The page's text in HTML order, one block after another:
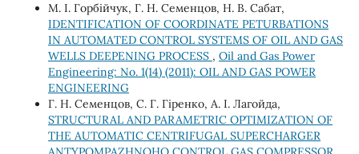
М. І. Горбійчук, Г. Н. Семенцов, Н. В. Сабат,
IDENTIFICATION OF COORDINATE PETURBATIONS
IN AUTOMATED CONTROL SYSTEMS OF OIL AND GAS
WELLS DEEPENING PROCESS , Oil and Gas Power
Engineering: No. 1(14) (2011): OIL AND GAS POWER
ENGINEERING
Г. Н. Семенцов, С. Г. Гіренко, А. І. Лагойда,
STRUCTURAL AND PARAMETRIC OPTIMIZATION OF
THE AUTOMATIC CENTRIFUGAL SUPERCHARGER